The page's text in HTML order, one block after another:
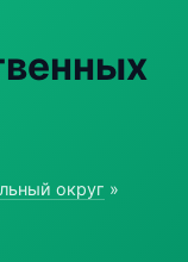
округ »